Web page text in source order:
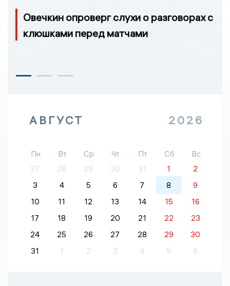
Овечкин опроверг слухи о разговорах с
клюшками перед матчами
АВГУСТ 2026
Пн Вт Ср Чт Пт Сб
Вс
27
28 29 30 31 1
2
3
4 5 6 7 8
9
10
11 12 13 14 15
16
17
18 19 20 21 22
23
24
25 26 27 28 29
30
31
1 2 3 4 5 6